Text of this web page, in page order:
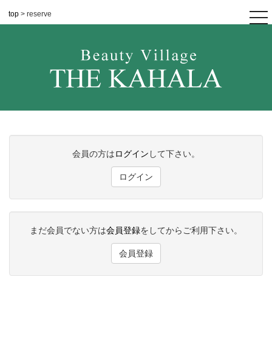
top > reserve
会員の方はログイン して下さい。
ログイン
まだ会員でない方は会員登録をしてからご利用下さい。
会員登録